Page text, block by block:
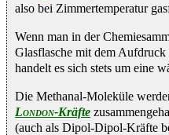
also bei Zimmertemperatur
Wenn man in der
Glasflasche mit dem
handelt es sich stets um eine
Die Methanal-Moleküle
London-Kräfte
(auch als Dipol-Dipol-Kräfte